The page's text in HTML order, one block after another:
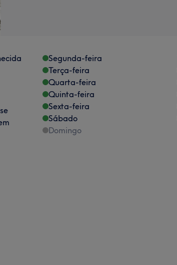
Segunda-feira
Terça-feira
Quarta-feira
Quinta-feira
Sexta-feira
Sábado
Domingo